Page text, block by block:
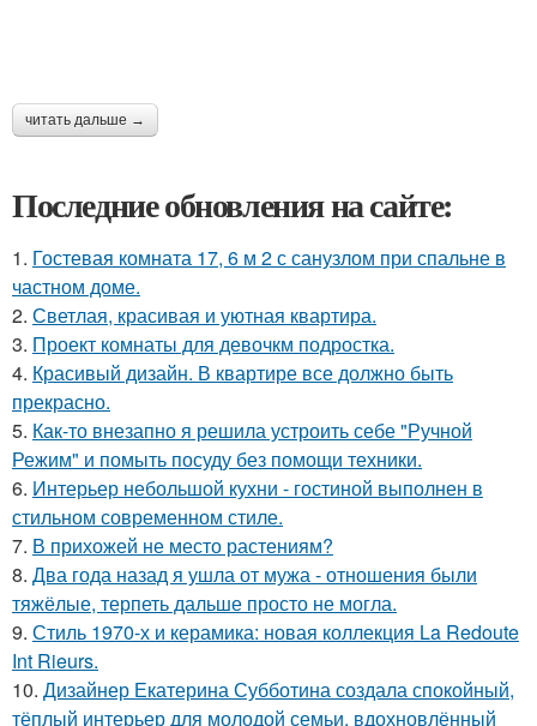
читать дальше →
Последние обновления на сайте:
1. Гостевая комната 17, 6 м 2 с санузлом при спальне в
частном доме.
2. Светлая, красивая и уютная квартира.
3. Проект комнаты для девочкм подростка.
4. Красивый дизайн. В квартире все должно быть
прекрасно.
5. Как-то внезапно я решила устроить себе "Ручной
Режим" и помыть посуду без помощи техники.
6. Интерьер небольшой кухни - гостиной выполнен в
стильном современном стиле.
7. В прихожей не место растениям?
8. Два года назад я ушла от мужа - отношения были
тяжёлые, терпеть дальше просто не могла.
9. Стиль 1970-х и керамика: новая коллекция La Redoute
Int Rieurs.
10. Дизайнер Екатерина Субботина создала спокойный,
тёплый интерьер для молодой семьи, вдохновлённый